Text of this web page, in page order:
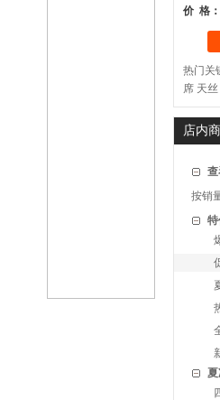
价 格：
热门关
席 天丝
店内
按销